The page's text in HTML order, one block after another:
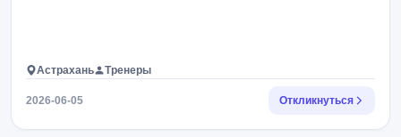
Астрахань Тренеры
2026-06-05 Откликнуться